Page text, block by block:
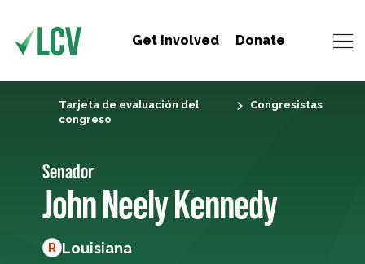
Get Involved Donate
Tarjeta de evaluación del
congreso
Congresistas
Senador
John Neely Kennedy
R Louisiana